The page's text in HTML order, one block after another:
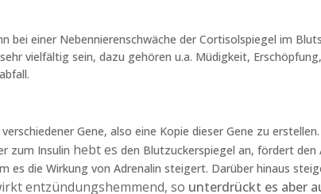
bei einer Nebennierenschwäche der Cortisolspiegel im
vielfältig sein, dazu gehören u.a. Müdigkeit,
Gene, also eine Kopie dieser Gene zu
zum Insulin hebt es den Blutzuckerspiegel an, fördert
es die Wirkung von Adrenalin steigert. Darüber hinaus
entzündungshemmend,so unterdrückt es aber